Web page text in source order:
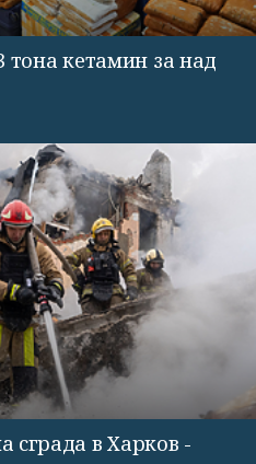
тона кетамин за над
сграда в Харков -